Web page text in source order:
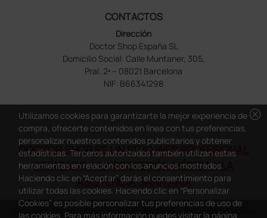
CONTACTOS
Dirección
Doctor Shop España SL
Domicilio Social: Calle Muntaner, 305,
Pral. 2ª – 08021 Barcelona
NIF: B66341298
DOCTOR SHOP ES UN SITIO WEB PROFESIONAL
DEDICADO A LA PROFESIÓN MÉDICA Y LA
ASISTENCIA SANITARIA
Copyright Doctor Shop España 2005-2026 - Todos los derechos
cancel
Utilizamos cookies para garantizarte la mejor experiencia de
compra, ofrecerte contenidos en línea con tus preferencias,
personalizar nuestros contenidos publicitarios y obtener
estadísticas. Terceros autorizados también utilizan estas
herramientas en relación con los anuncios mostrados.
Haciendo clic en “Aceptar” darás el consentimiento para
utilizar todas las cookies. Haciendo clic en “Personalizar
Cookies” es posible personalizar tus preferencias de uso de
las cookies. Para más información puedes visitar la página